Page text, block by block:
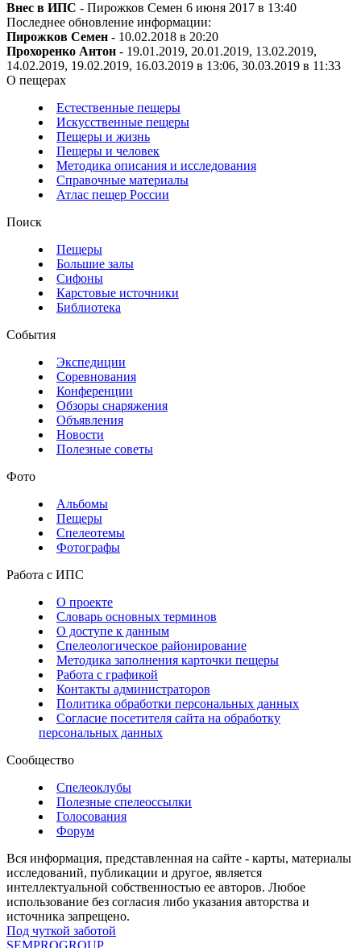
Внес в ИПС - Пирожков Семен 6 июня 2017 в 13:40
Последнее обновление информации:
Пирожков Семен - 10.02.2018 в 20:20
Прохоренко Антон - 19.01.2019, 20.01.2019, 13.02.2019,
14.02.2019, 19.02.2019, 16.03.2019 в 13:06, 30.03.2019 в 11:33
О пещерах
Естественные пещеры
Искусственные пещеры
Пещеры и жизнь
Пещеры и человек
Методика описания и исследования
Справочные материалы
Атлас пещер России
Поиск
Пещеры
Большие залы
Сифоны
Карстовые источники
Библиотека
События
Экспедиции
Соревнования
Конференции
Обзоры снаряжения
Объявления
Новости
Полезные советы
Фото
Альбомы
Пещеры
Спелеотемы
Фотографы
Работа с ИПС
О проекте
Словарь основных терминов
О доступе к данным
Спелеологическое районирование
Методика заполнения карточки пещеры
Работа с графикой
Контакты администраторов
Политика обработки персональных данных
Согласие посетителя сайта на обработку
персональных данных
Сообщество
Спелеоклубы
Полезные спелеоссылки
Голосования
Форум
Вся информация, представленная на сайте - карты, материалы
исследований, публикации и другое, является
интеллектуальной собственностью ее авторов. Любое
использование без согласия либо указания авторства и
источника запрещено.
Под чуткой заботой